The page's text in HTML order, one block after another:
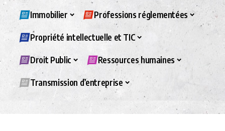
Immobilier Professions réglementées
Propriété intellectuelle et TIC
Droit Public Ressources humaines
Transmission d’entreprise